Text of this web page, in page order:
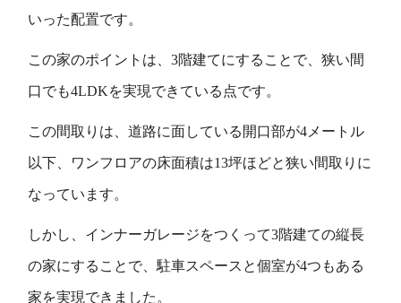
いった配置です。
この家のポイントは、3階建てにすることで、狭い間
口でも4LDKを実現できている点です。
この間取りは、道路に面している開口部が4メートル
以下、ワンフロアの床面積は13坪ほどと狭い間取りに
なっています。
しかし、インナーガレージをつくって3階建ての縦長
の家にすることで、駐車スペースと個室が4つもある
家を実現できました。